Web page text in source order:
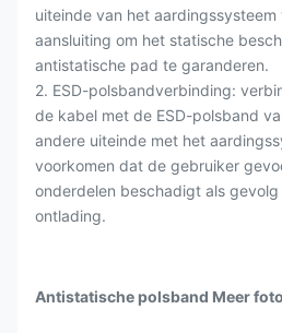
uiteinde van het
aansluiting om het statische
antistatische pad te garanderen.
2. ESD-polsbandverbinding:
de kabel met de ESD-polsband
andere uiteinde met het
voorkomen dat de gebruiker
onderdelen beschadigt als
ontlading.
Antistatische polsband Meer